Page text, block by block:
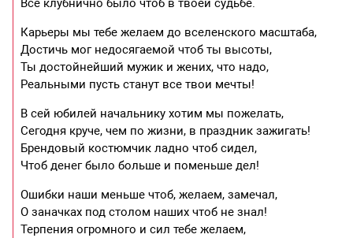
Все клубнично было чтоб в твоей судьбе.
Карьеры мы тебе желаем до вселенского масштаба,
Достичь мог недосягаемой чтоб ты высоты,
Ты достойнейший мужик и жених, что надо,
Реальными пусть станут все твои мечты!
В сей юбилей начальнику хотим мы пожелать,
Сегодня круче, чем по жизни, в праздник зажигать!
Брендовый костюмчик ладно чтоб сидел,
Чтоб денег было больше и поменьше дел!
Ошибки наши меньше чтоб, желаем, замечал,
О заначках под столом наших чтоб не знал!
Терпения огромного и сил тебе желаем,